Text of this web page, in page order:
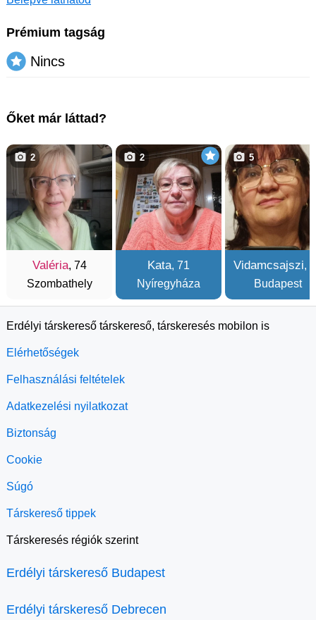
Prémium tagság
Nincs
Őket már láttad?
Valéria, 74
Szombathely
2
Kata, 71
Nyíregyháza
2
Vidamcsajszi,
Budapest
5
Erdélyi társkereső társkereső, társkeresés mobilon is
Elérhetőségek
Felhasználási feltételek
Adatkezelési nyilatkozat
Biztonság
Cookie
Súgó
Társkereső tippek
Társkeresés régiók szerint
Erdélyi társkereső Budapest
Erdélyi társkereső Debrecen